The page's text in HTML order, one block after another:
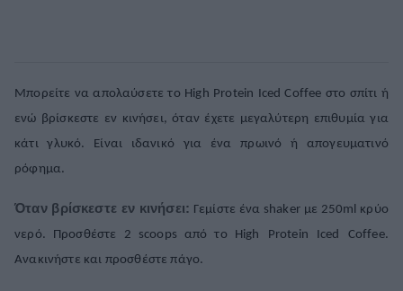
Μπορείτε να απολαύσετε το High Protein Iced Coffee στο σπίτι ή
ενώ βρίσκεστε εν κινήσει, όταν έχετε μεγαλύτερη επιθυμία για
κάτι γλυκό. Είναι ιδανικό για ένα πρωινό ή απογευματινό
ρόφημα.
Όταν βρίσκεστε εν κινήσει: Γεμίστε ένα shaker με 250ml κρύο
νερό. Προσθέστε 2 scoops από το High Protein Iced Coffee.
Ανακινήστε και προσθέστε πάγο.